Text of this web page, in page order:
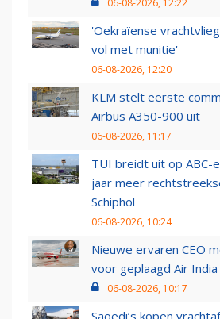
06-08-2026, 12:22
'Oekraïense
vol met munitie'
06-08-2026, 12:20
KLM stelt eerste
Airbus A350-900 uit
06-08-2026, 11:17
TUI breidt uit op ABC-
jaar meer
Schiphol
06-08-2026, 10:24
Nieuwe ervaren CEO
voor geplaagd Air India
06-08-2026, 10:17